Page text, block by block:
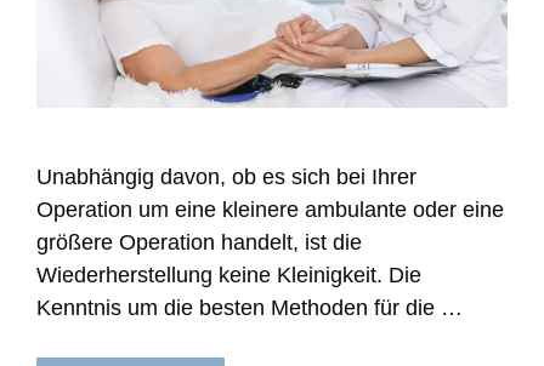
Unabhängig davon, ob es sich bei Ihrer
Operation um eine kleinere ambulante oder eine
größere Operation handelt, ist die
Wiederherstellung keine Kleinigkeit. Die
Kenntnis um die besten Methoden für die …